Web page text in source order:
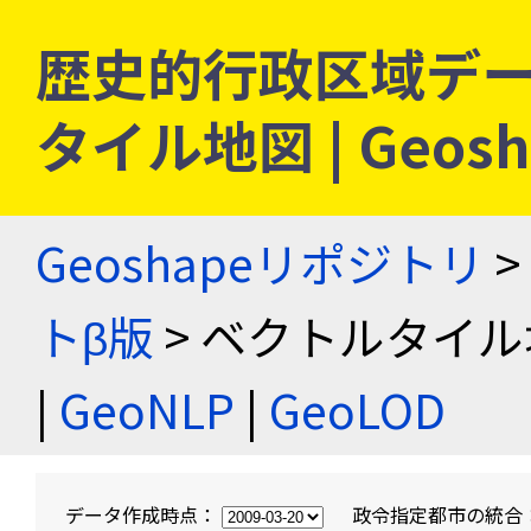
歴史的行政区域デ
タイル地図 |
Geoshapeリポジトリ >
トβ版 > ベクトルタイ
| GeoNLP | GeoLOD
データ作成時点： 政令指定都市の統